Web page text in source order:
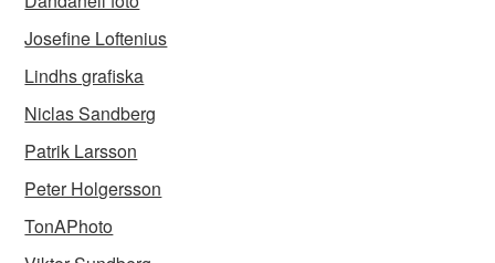
Josefine Loftenius
Lindhs grafiska
Niclas Sandberg
Patrik Larsson
Peter Holgersson
TonAPhoto